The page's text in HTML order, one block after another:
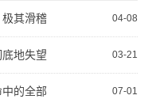
04-08
其滑稽
03-21
地失望
07-01
的全部